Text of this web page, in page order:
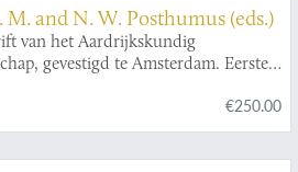
M. and N. W. Posthumus (eds.)
van het Aardrijkskundig
gevestigd te Amsterdam. Eerste
€250.00